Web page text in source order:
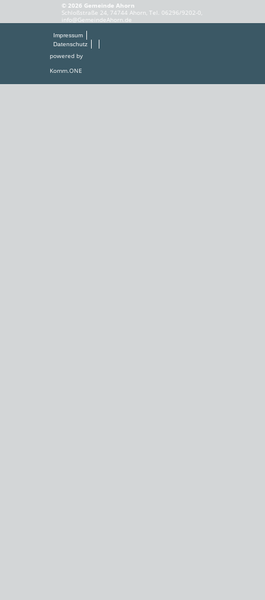
© 2026 Gemeinde Ahorn
Schloßstraße 24, 74744 Ahorn, Tel. 06296/9202-0,
info@GemeindeAhorn.de
Impressum
Datenschutz
powered by
Komm.ONE